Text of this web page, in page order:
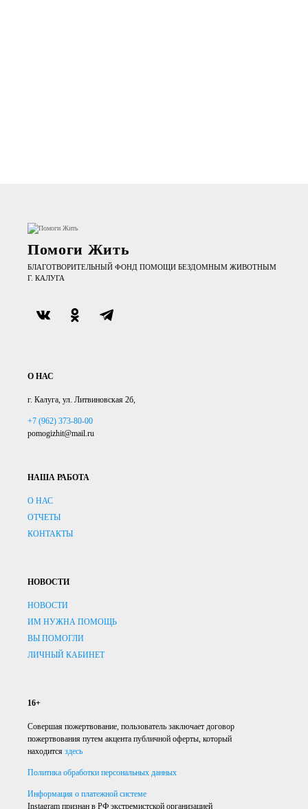
Помоги Жить
БЛАГОТВОРИТЕЛЬНЫЙ ФОНД ПОМОЩИ БЕЗДОМНЫМ ЖИВОТНЫМ
Г. КАЛУГА
О НАС
г. Калуга, ул. Литвиновская 2б,
+7 (962) 373-80-00
pomogizhit@mail.ru
НАША РАБОТА
О НАС
ОТЧЕТЫ
КОНТАКТЫ
НОВОСТИ
НОВОСТИ
ИМ НУЖНА ПОМОЩЬ
ВЫ ПОМОГЛИ
ЛИЧНЫЙ КАБИНЕТ
16+
Совершая пожертвование, пользователь заключает договор
пожертвования путем акцента публичной оферты, который
находится здесь
Политика обработки персональных данных
Информация о платежной системе
Instagram признан в РФ экстремистской организацией